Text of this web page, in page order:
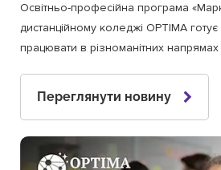
Освітньо-професійна програма
дистанційному коледжі OPTIMA готує
працювати в різноманітних напрямах
Переглянути новину